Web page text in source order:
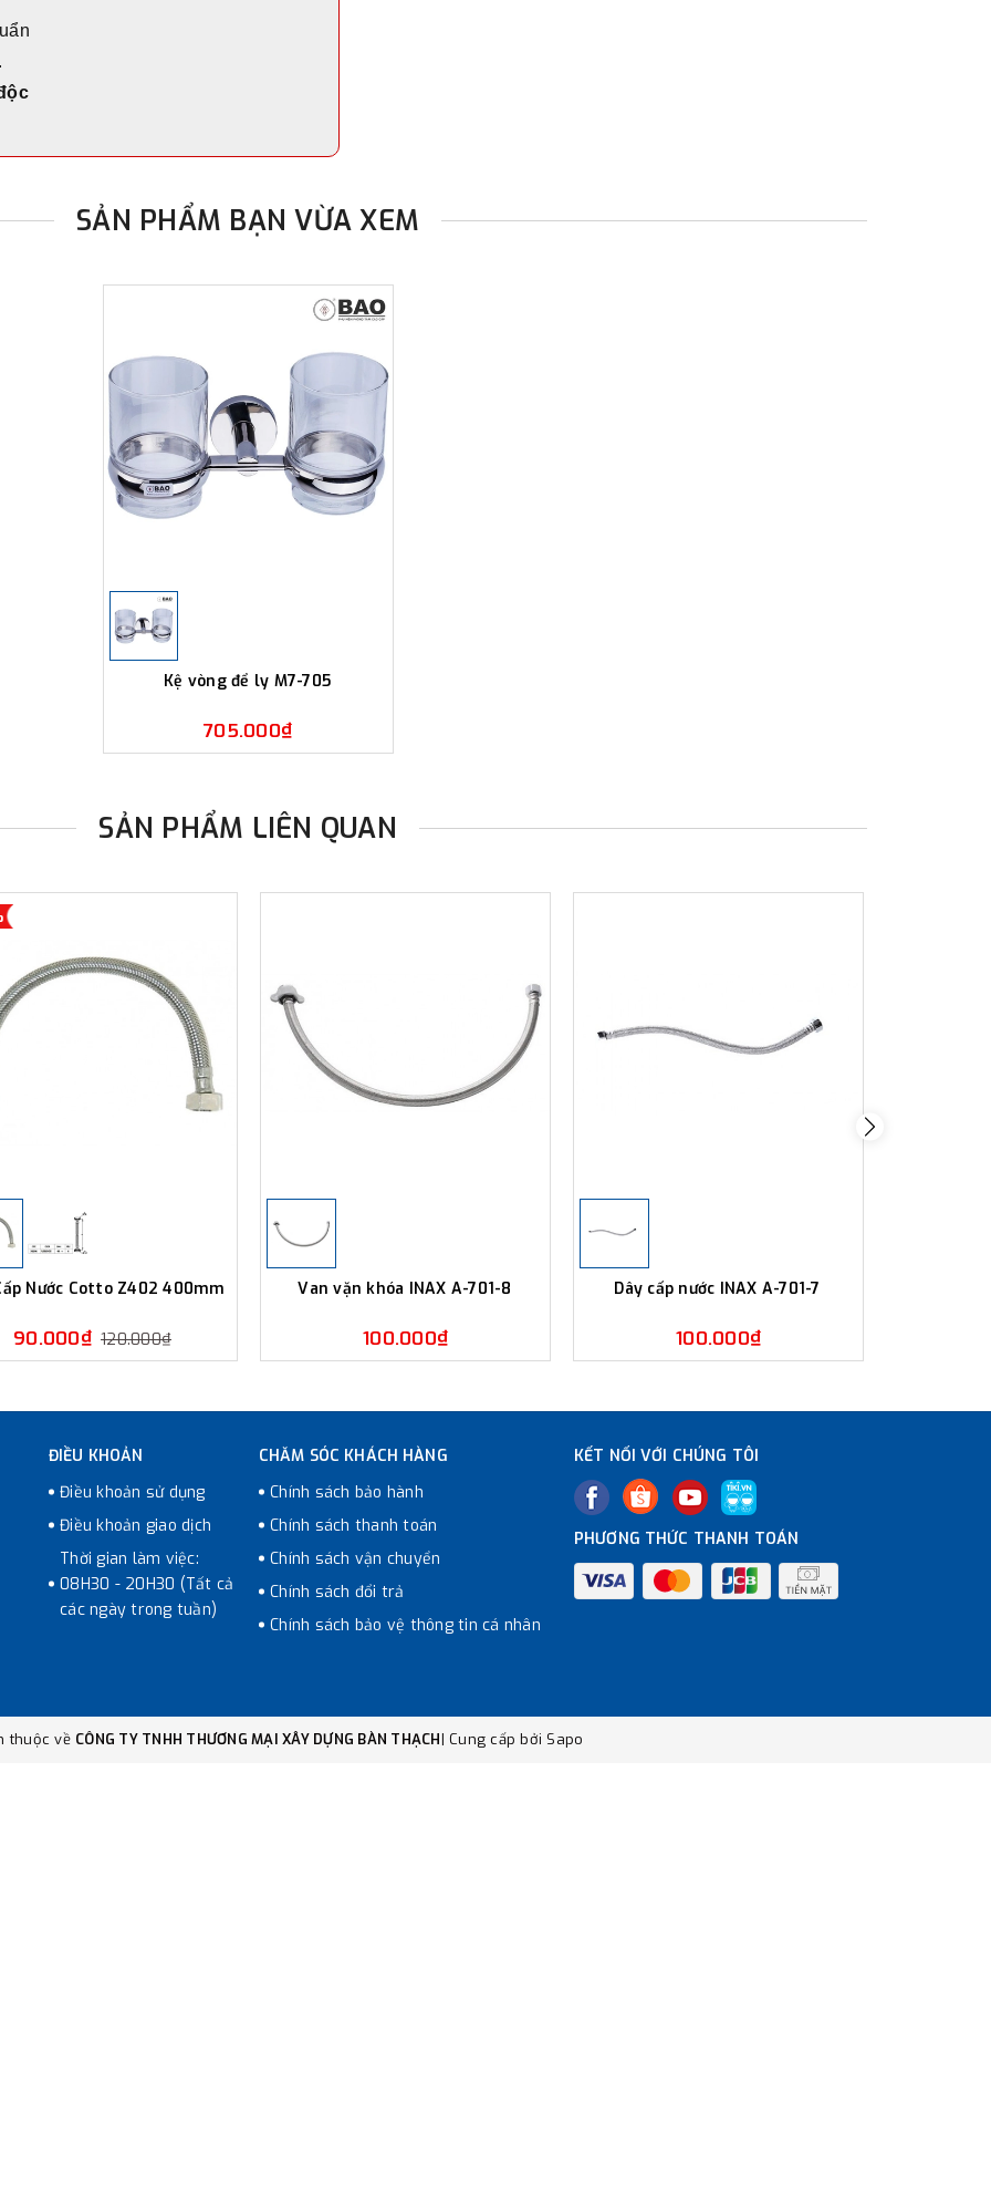
SẢN PHẨM BẠN VỪA XEM
Kệ vòng để ly M7-705
705.000₫
SẢN PHẨM LIÊN QUAN
Nước Cotto Z402 400mm
90.000₫ 120.000₫
Van vặn khóa INAX A-701-8
100.000₫
Dây cấp nước INAX A-701-7
100.000₫
ĐIỀU KHOẢN
Điều khoản sử dụng
Điều khoản giao dịch
Thời gian làm việc:
08H30 - 20H30 (Tất cả
các ngày trong tuần)
CHĂM SÓC KHÁCH HÀNG
Chính sách bảo hành
Chính sách thanh toán
Chính sách vận chuyển
Chính sách đổi trả
Chính sách bảo vệ thông tin cá nhân
KẾT NỐI VỚI CHÚNG TÔI
PHƯƠNG THỨC THANH TOÁN
thuộc về CÔNG TY TNHH THƯƠNG MẠI XÂY DỰNG BÀN THẠCH| Cung cấp bởi Sapo